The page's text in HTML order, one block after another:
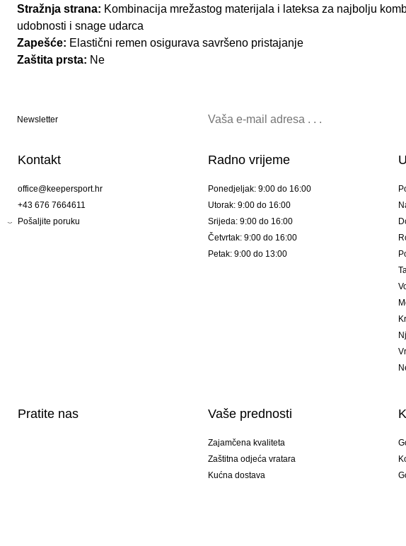
Stražnja strana: Kombinacija mrežastog materijala i lateksa za najbolju
udobnosti i snage udarca
Zapešće: Elastični remen osigurava savršeno pristajanje
Zaštita prsta: Ne
Newsletter
Kontakt
office@keepersport.hr
+43 676 7664611
Pošaljite poruku
Radno vrijeme
Ponedjeljak: 9:00 do 16:00
Utorak: 9:00 do 16:00
Srijeda: 9:00 do 16:00
Četvrtak: 9:00 do 16:00
Petak: 9:00 do 13:00
Pratite nas Vaše prednosti
Zajamčena kvaliteta
Zaštitna odjeća vratara
Kućna dostava